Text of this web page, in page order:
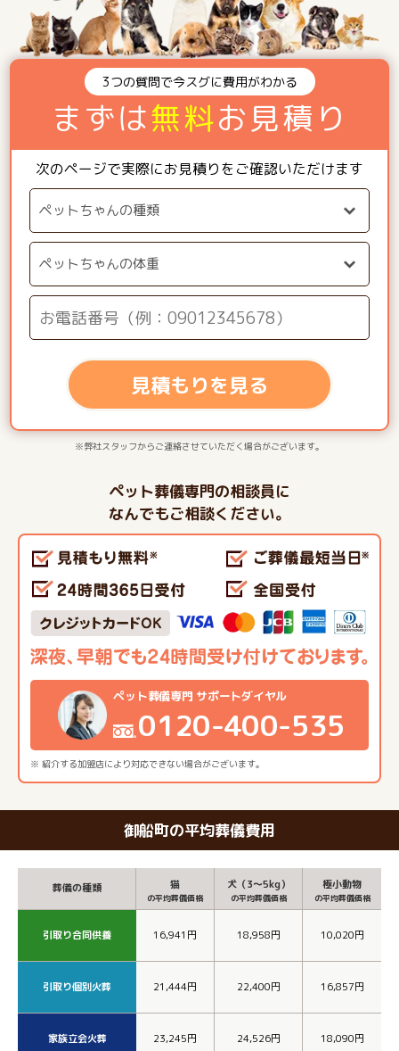
3つの質問で今スグに費用がわかる
まずは無料お見積り
次のページで実際にお見積りをご確認いただけます
見積もりを見る
※弊社スタッフからご連絡させていただく場合がございます。
ペット葬儀専門の相談員に
なんでもご相談ください。
※ 紹介する加盟店により対応できない場合がございます。
ペット葬儀専門 サポートダイヤル
0120-400-535
御船町の平均葬儀費用
葬儀の種類 猫
の平均葬儀価格
犬（3～5kg）
の平均葬儀価格
極小動物
の平均葬儀価格
引取り合同供養 16,941円 18,958円 10,020円
引取り個別火葬 21,444円 22,400円 16,857円
家族立会火葬 23,245円 24,526円 18,090円